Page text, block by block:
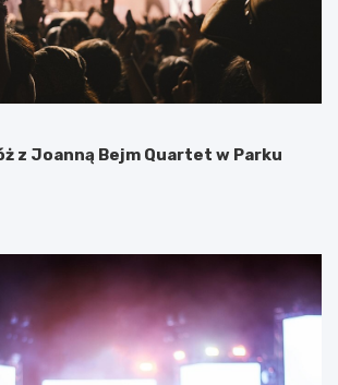
z Joanną Bejm Quartet w Parku